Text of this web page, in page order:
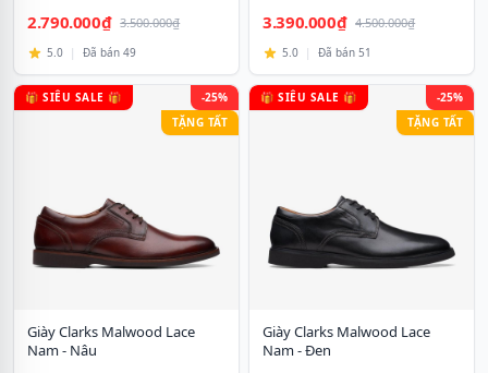
2.790.000₫ 3.500.000₫
5.0 | Đã bán 49
3.390.000₫ 4.500.000₫
5.0 | Đã bán 51
🎁 SIÊU SALE 🎁
-25%
TẶNG TẤT
Giày Clarks Malwood Lace
Nam - Nâu
🎁 SIÊU SALE 🎁
-25%
TẶNG TẤT
Giày Clarks Malwood Lace
Nam - Đen